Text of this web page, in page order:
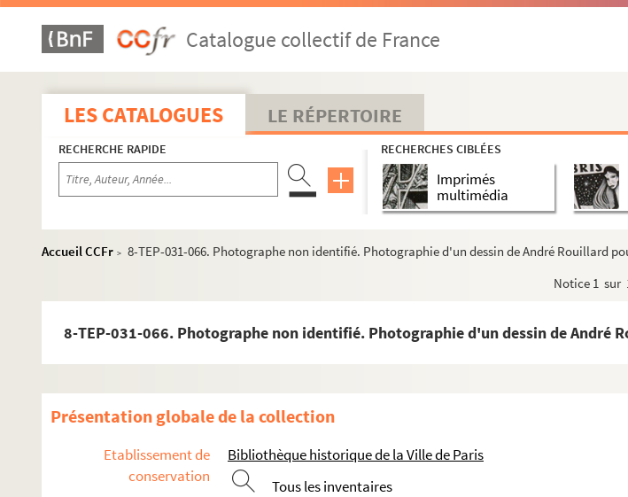
Catalogue collectif de France
LES CATALOGUES LE RÉPERTOIRE
RECHERCHE RAPIDE RECHERCHES CIBLÉES
Imprimés
multimédia
Accueil CCFr > 8-TEP-031-066. Photographe non identifié. Photographie d'un dessin de André Rouillard
Notice 1 sur
8-TEP-031-066. Photographe non identifié. Photographie d'un dessin de André
Présentation globale de la collection
Etablissement de
conservation
Bibliothèque historique de la Ville de Paris
Tous les inventaires